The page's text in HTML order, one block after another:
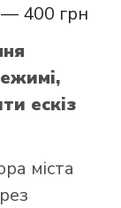
— 400 грн
ескіз
міста